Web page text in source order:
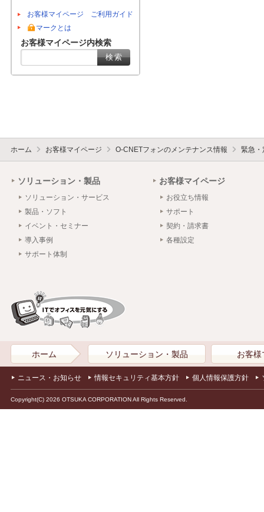
お客様マイページ ご利用ガイド
マークとは
お客様マイページ内検索
ホーム お客様マイページ O-CNETフォンのメンテナンス情報 緊急・
ソリューション・製品
ソリューション・サービス
製品・ソフト
イベント・セミナー
導入事例
サポート体制
お客様マイページ
お役立ち情報
サポート
契約・請求書
各種設定
ホーム ソリューション・製品 お客様
ニュース・お知らせ 情報セキュリティ基本方針 個人情報保護方針
Copyright(C) 2026 OTSUKA CORPORATION All Rights Reserved.